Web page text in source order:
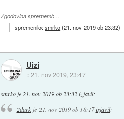
Zgodovina sprememb…
spremenilo:smrko(21. nov 2019 ob 23:32)
Uizi
::21. nov 2019, 23:47
smrkoje21. nov 2019 ob 23:32 izjavil:
2darkje 21. nov 2019 ob 18:17 izjavil: